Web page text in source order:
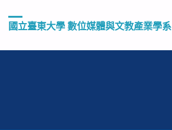
國立臺東大學 數位媒體與文教產業學系